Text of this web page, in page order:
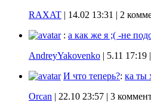
RAXAT | 14.02 13:31 | 2
: а как же я ;( -не
AndreyYakovenko | 5.11 17:19
И что теперь?: ка ты
Orcan | 22.10 23:57 | 3